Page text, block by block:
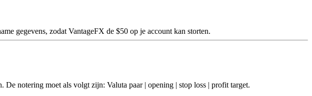
gegevens, zodat VantageFX de $50 op je account kan storten.
notering moet als volgt zijn: Valuta paar | opening | stop loss | profit target.